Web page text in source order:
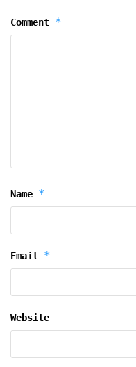
Comment *
Name *
Email *
Website